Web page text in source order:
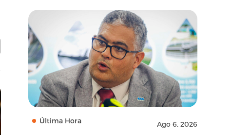
Última Hora Ago 6, 2026